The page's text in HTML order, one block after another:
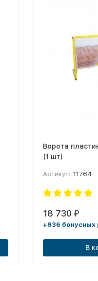
Ворота
(1 шт)
Артикул: 11764
18 730 ₽
+936 бонусных
В